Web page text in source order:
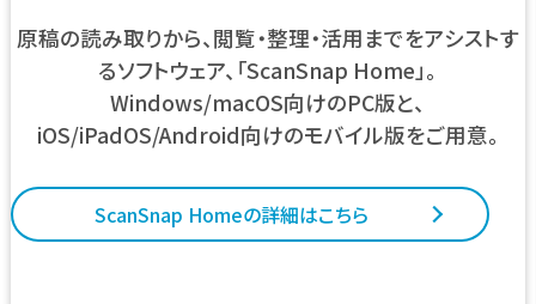
原稿の読み取りから、閲覧・整理・活用までをアシストす
るソフトウェア、「ScanSnap Home」。
Windows/macOS向けのPC版と、
iOS/iPadOS/Android向けのモバイル版をご用意。
ScanSnap Homeの詳細はこちら